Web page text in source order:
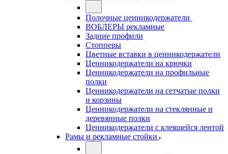
Полочные ценникодержатели
ВОБЛЕРЫ рекламные
Задние профили
Стопперы
Цветные вставки в ценникодержатели
Ценникодержатели на крючки
Ценникодержатели на профильные
полки
Ценникодержатели на сетчатые полки
и корзины
Ценникодержатели на стеклянные и
деревянные полки
Ценникодержатели с клеящейся лентой
Рамы и рекламные стойки